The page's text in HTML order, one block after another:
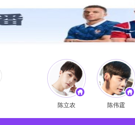
陈立农
陈伟霆